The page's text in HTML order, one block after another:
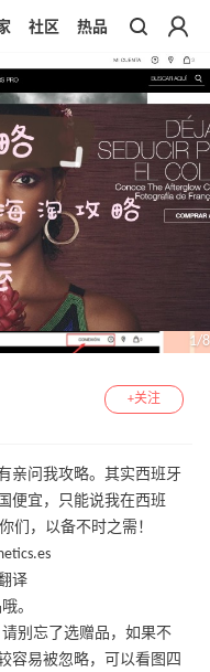
社区 热品
1/8
+关注
亲问我攻略。其实西班牙
便宜，只能说我在西班
们，以备不时之需！
译
。
别忘了选赠品，如果不
容易被忽略，可以看图四